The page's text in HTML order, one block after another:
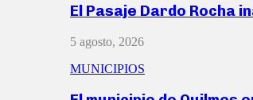
El Pasaje Dardo Rocha
5 agosto, 2026
MUNICIPIOS